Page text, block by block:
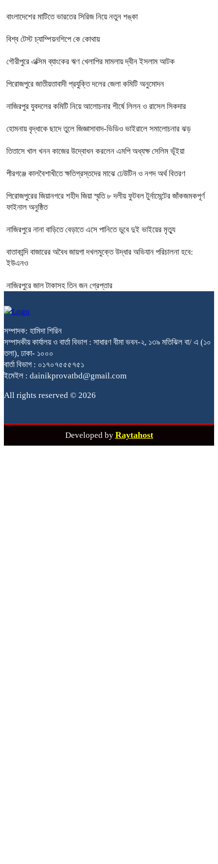
বাংলাদেশের মাটিতে ভারতের সিরিজ নিয়ে নতুন শঙ্কা
বিশ্ব টেস্ট চ্যাম্পিয়নশিপে কে কোথায়
গৌরীপুরে এক্সিম ব্যাংকের ঋণ খেলাপির মামলায় দ্বীন ইসলাম আটক
পিরোজপুরে জাতীয়তাবাদী প্রযুক্তি দলের জেলা কমিটি অনুমোদন
নাজিরপুর যুবদলের কমিটি নিয়ে আলোচনার শীর্ষে লিলন ও রাসেল সিকদার
হোমনায় বৃদ্ধাকে ছাদে তুলে জিজ্ঞাসাবাদ-ভিডিও ভাইরালে সমালোচনার ঝড়
তিতাসে খাল খনন কাজের উদ্বোধন করলেন এমপি অধ্যক্ষ সেলিম ভূঁইয়া
পীরগঞ্জে কালবৈশাখীতে ক্ষতিগ্রস্তদের মাঝে ঢেউটিন ও নগদ অর্থ বিতরণ
পিরোজপুরের জিয়ানগরে শহীদ জিয়া স্মৃতি ৮ দলীয় ফুটবল টুর্নামেন্টের জাঁকজমকপূর্ণ
ফাইনাল অনুষ্ঠিত
নাজিরপুরে নানা বাড়িতে বেড়াতে এসে পানিতে ডুবে দুই ভাইয়ের মৃত্যু
বাতাকান্দি বাজারের অবৈধ জায়গা দখলমুক্তে উদ্ধার অভিযান পরিচালনা হবে:
ইউএনও
নাজিরপুরে জাল টাকাসহ তিন জন গ্রেপ্তার
সম্পাদক: হামিদা শিরিন
সম্পাদকীয় কার্যালয় ও বার্তা বিভাগ : সাধারণ বীমা ভবন-২, ১৩৯ মতিঝিল বা/ এ (১০
তলা), ঢাকা- ১০০০
বার্তা বিভাগ : ০১৭০৭৫৫৫৭৫১
ইমেইল : dainikprovatbd@gmail.com
All rights reserved © 2026
Developed by Raytahost